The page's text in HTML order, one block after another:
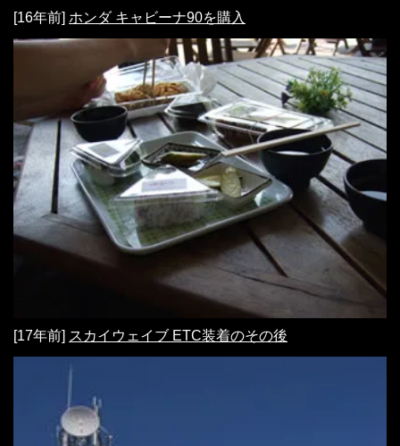
[16年前] ホンダ キャビーナ90を購入
[17年前] スカイウェイブ ETC装着のその後